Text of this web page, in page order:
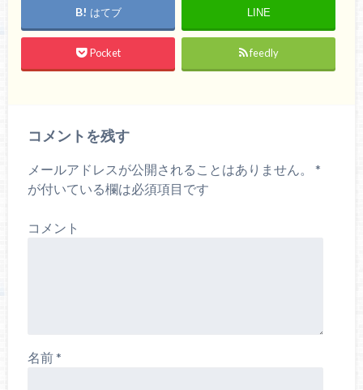
はてブ LINE
Pocket feedly
コメントを残す
メールアドレスが公開されることはありません。
*
が付いている欄は必須項目です
コメント
名前*